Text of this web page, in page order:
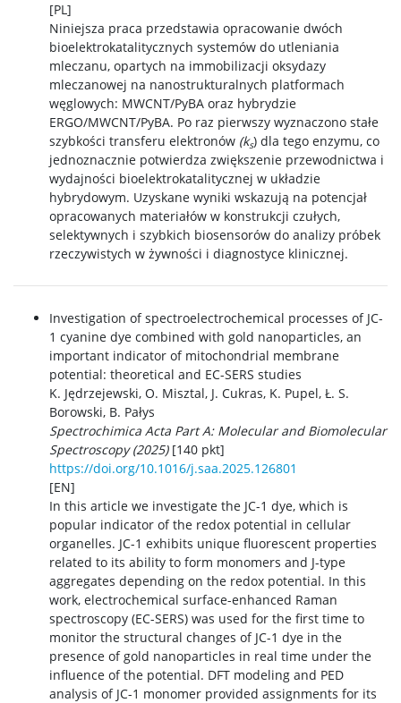
[PL]
Niniejsza praca przedstawia opracowanie dwóch
bioelektrokatalitycznych systemów do utleniania
mleczanu, opartych na immobilizacji oksydazy
mleczanowej na nanostrukturalnych platformach
węglowych: MWCNT/PyBA oraz hybrydzie
ERGO/MWCNT/PyBA. Po raz pierwszy wyznaczono stałe
szybkości transferu elektronów (ks) dla tego enzymu, co
jednoznacznie potwierdza zwiększenie przewodnictwa i
wydajności bioelektrokatalitycznej w układzie
hybrydowym. Uzyskane wyniki wskazują na potencjał
opracowanych materiałów w konstrukcji czułych,
selektywnych i szybkich biosensorów do analizy próbek
rzeczywistych w żywności i diagnostyce klinicznej.
Investigation of spectroelectrochemical processes of JC-
1 cyanine dye combined with gold nanoparticles, an
important indicator of mitochondrial membrane
potential: theoretical and EC-SERS studies
K. Jędrzejewski, O. Misztal, J. Cukras, K. Pupel, Ł. S.
Borowski, B. Pałys
Spectrochimica Acta Part A: Molecular and Biomolecular
Spectroscopy (2025) [140 pkt]
https://doi.org/10.1016/j.saa.2025.126801
[EN]
In this article we investigate the JC-1 dye, which is
popular indicator of the redox potential in cellular
organelles. JC-1 exhibits unique fluorescent properties
related to its ability to form monomers and J-type
aggregates depending on the redox potential. In this
work, electrochemical surface-enhanced Raman
spectroscopy (EC-SERS) was used for the first time to
monitor the structural changes of JC-1 dye in the
presence of gold nanoparticles in real time under the
influence of the potential. DFT modeling and PED
analysis of JC-1 monomer provided assignments for its